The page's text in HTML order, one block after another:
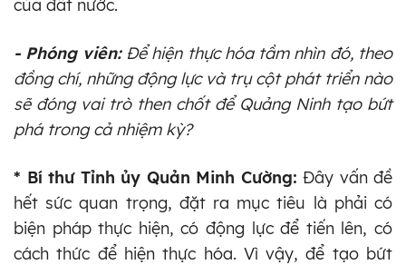
của đất nước.
- Phóng viên: Để hiện thực hóa tầm nhìn đó, theo
đồng chí, những động lực và trụ cột phát triển nào
sẽ đóng vai trò then chốt để Quảng Ninh tạo bứt
phá trong cả nhiệm kỳ?
* Bí thư Tỉnh ủy Quản Minh Cường: Đây vấn đề
hết sức quan trọng, đặt ra mục tiêu là phải có
biện pháp thực hiện, có động lực để tiến lên, có
cách thức để hiện thực hóa. Vì vậy, để tạo bứt